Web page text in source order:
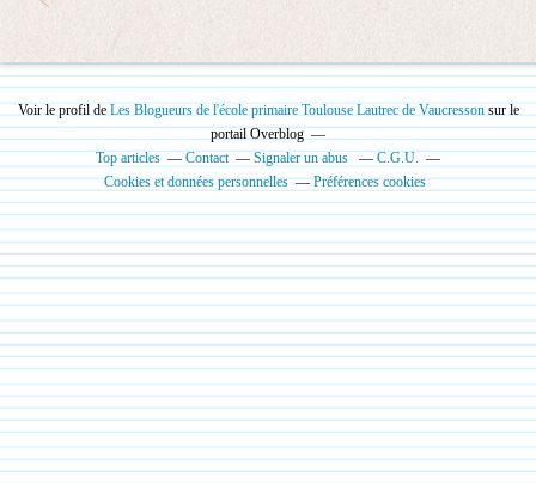
Voir le profil de Les Blogueurs de l'école primaire Toulouse Lautrec de Vaucressonsur le
portail Overblog
Top articles
Contact Signaler un abus
C.G.U.
Cookies et données personnelles
Préférences cookies